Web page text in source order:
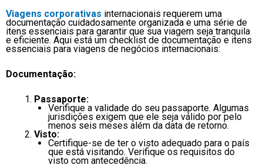
Viagens corporativas internacionais requerem uma
documentação cuidadosamente organizada e uma série de
itens essenciais para garantir que sua viagem seja tranquila
e eficiente. Aqui está um checklist de documentação e itens
essenciais para viagens de negócios internacionais:
Documentação:
Passaporte:
Verifique a validade do seu passaporte. Algumas
jurisdições exigem que ele seja válido por pelo
menos seis meses além da data de retorno.
Visto:
Certifique-se de ter o visto adequado para o país
que está visitando. Verifique os requisitos do
visto com antecedência.